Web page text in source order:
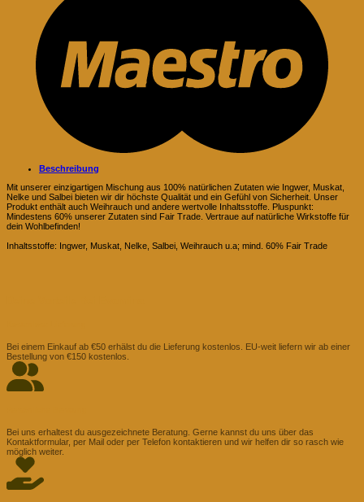
Beschreibung
Mit unserer einzigartigen Mischung aus 100% natürlichen Zutaten wie Ingwer, Muskat,
Nelke und Salbei bieten wir dir höchste Qualität und ein Gefühl von Sicherheit. Unser
Produkt enthält auch Weihrauch und andere wertvolle Inhaltsstoffe. Pluspunkt:
Mindestens 60% unserer Zutaten sind Fair Trade. Vertraue auf natürliche Wirkstoffe für
dein Wohlbefinden!
Inhaltsstoffe: Ingwer, Muskat, Nelke, Salbei, Weihrauch u.a; mind. 60% Fair Trade
Bei einem Einkauf ab €50 erhälst du die Lieferung kostenlos. EU-weit liefern wir ab einer
Bestellung von €150 kostenlos.
Bei uns erhaltest du ausgezeichnete Beratung. Gerne kannst du uns über das
Kontaktformular, per Mail oder per Telefon kontaktieren und wir helfen dir so rasch wie
möglich weiter.